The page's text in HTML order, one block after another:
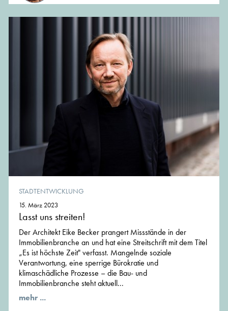
STADTENTWICKLUNG
15. März 2023
Lasst uns streiten!
Der Architekt Eike Becker prangert Missstände in der
Immobilienbranche an und hat eine Streitschrift mit dem Titel
„Es ist höchste Zeit" verfasst. Mangelnde soziale
Verantwortung, eine sperrige Bürokratie und
klimaschädliche Prozesse – die Bau- und
Immobilienbranche steht aktuell...
mehr ...